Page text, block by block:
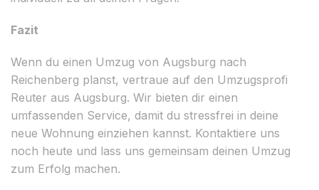
Fazit
Wenn du einen Umzug von Augsburg nach
Reichenberg planst, vertraue auf den Umzugsprofi
Reuter aus Augsburg. Wir bieten dir einen
umfassenden Service, damit du stressfrei in deine
neue Wohnung einziehen kannst. Kontaktiere uns
noch heute und lass uns gemeinsam deinen Umzug
zum Erfolg machen.